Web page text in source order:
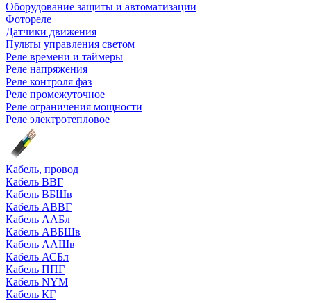
Оборудование защиты и автоматизации
Фотореле
Датчики движения
Пульты управления светом
Реле времени и таймеры
Реле напряжения
Реле контроля фаз
Реле промежуточное
Реле ограничения мощности
Реле электротепловое
Кабель, провод
Кабель ВВГ
Кабель ВБШв
Кабель АВВГ
Кабель ААБл
Кабель АВБШв
Кабель ААШв
Кабель АСБл
Кабель ППГ
Кабель NYM
Кабель КГ